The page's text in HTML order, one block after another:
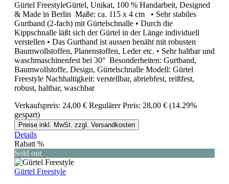
Gürtel FreestyleGürtel, Unikat, 100 % Handarbeit, Designed
& Made in Berlin Maße: ca. 115 x 4 cm • Sehr stabiles
Gurtband (2-fach) mit Gürtelschnalle • Durch die
Kippschnalle läßt sich der Gürtel in der Länge individuell
verstellen • Das Gurtband ist aussen benäht mit robusten
Baumwollstoffen, Planenstoffen, Leder etc. • Sehr haltbar und
waschmaschinenfest bei 30° Besonderheiten: Gurtband,
Baumwollstoffe, Design, Gürtelschnalle Modell: Gürtel
Freestyle Nachhaltigkeit: verstellbar, abriebfest, reißfest,
robust, haltbar, waschbar
Verkaufspreis: 24,00 € Regulärer Preis: 28,00 € (14.29%
gespart)
Preise inkl. MwSt. zzgl. Versandkosten
Details
Rabatt %
Sold out
Gürtel Freestyle